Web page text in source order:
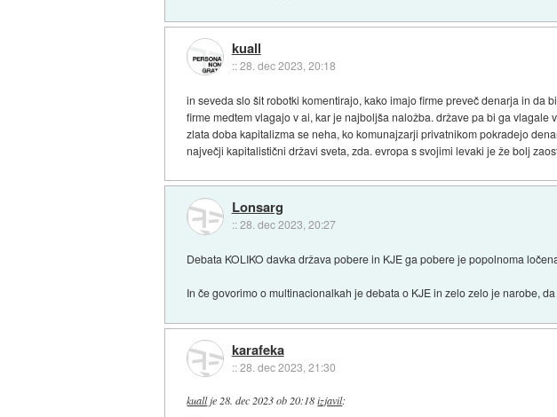
kuall
::28. dec 2023, 20:18
in seveda slo šit robotki komentirajo, kako imajo firme preveč denarja in da
firme medtem vlagajo v ai, kar je najboljša naložba. države pa bi ga
zlata doba kapitalizma se neha, ko komunajzarji privatnikom pokradejo
največji kapitalistični državi sveta, zda. evropa s svojimi levaki je že bolj
Lonsarg
::28. dec 2023, 20:27
Debata KOLIKO davka država pobere in KJE ga pobere je popolnoma
In če govorimo o multinacionalkah je debata o KJE in zelo zelo je narobe,
karafeka
::28. dec 2023, 21:30
kuallje28. dec 2023 ob 20:18 izjavil: